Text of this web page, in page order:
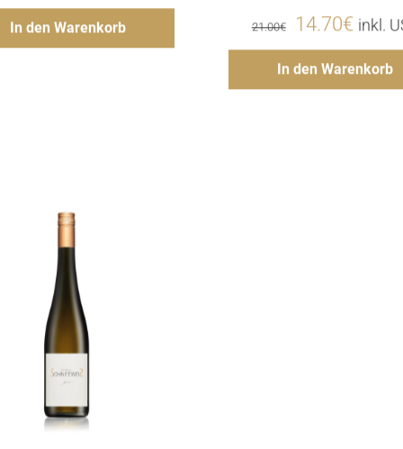
In den Warenkorb
Hinzufügen
21.00€
Preis
war:
14.70€
Preis
ist:
inkl.
In den Warenkorb